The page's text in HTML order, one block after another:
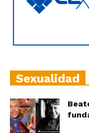
Sexualidad